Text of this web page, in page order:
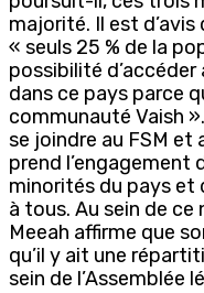
majorité. Il est
« seuls 25 % de la
possibilité
dans ce pays parce
communauté Vaish
se joindre au FSM et
prend
minorités du pays et
à tous. Au sein de
Meeah affirme que
qu’il y ait une
sein de l’Assemblée